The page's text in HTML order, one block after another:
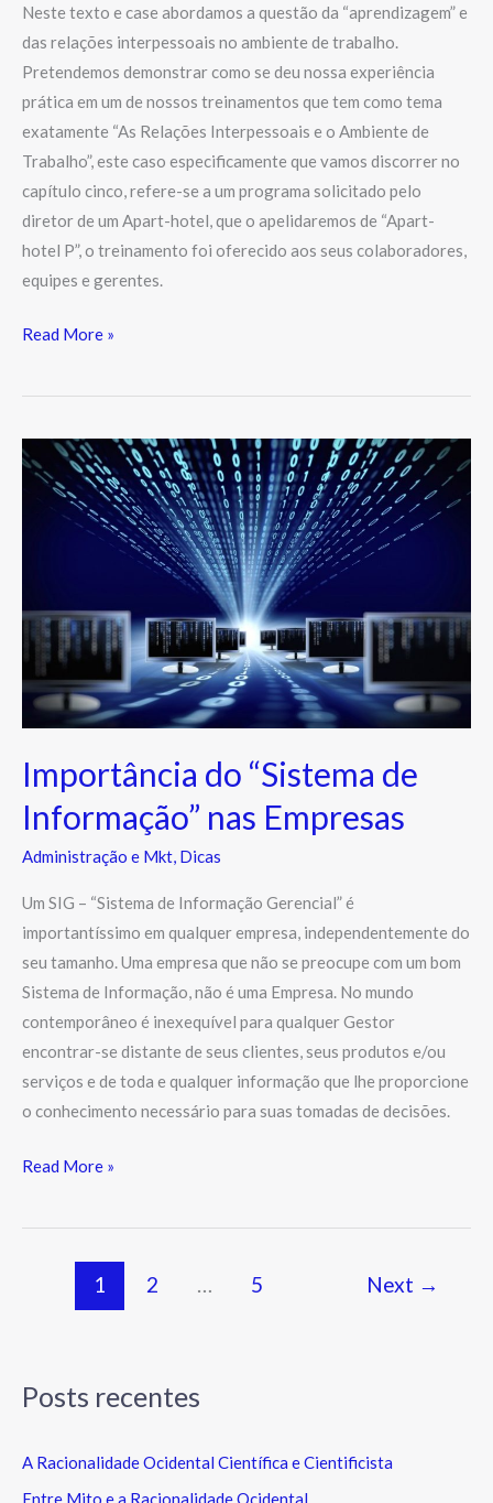
Neste texto e case abordamos a questão da “aprendizagem” e
das relações interpessoais no ambiente de trabalho.
Pretendemos demonstrar como se deu nossa experiência
prática em um de nossos treinamentos que tem como tema
exatamente “As Relações Interpessoais e o Ambiente de
Trabalho”, este caso especificamente que vamos discorrer no
capítulo cinco, refere-se a um programa solicitado pelo
diretor de um Apart-hotel, que o apelidaremos de “Apart-
hotel P”, o treinamento foi oferecido aos seus colaboradores,
equipes e gerentes.
Read More »
Importância do “Sistema de
Informação” nas Empresas
Administração e Mkt, Dicas
Um SIG – “Sistema de Informação Gerencial” é
importantíssimo em qualquer empresa, independentemente do
seu tamanho. Uma empresa que não se preocupe com um bom
Sistema de Informação, não é uma Empresa. No mundo
contemporâneo é inexequível para qualquer Gestor
encontrar-se distante de seus clientes, seus produtos e/ou
serviços e de toda e qualquer informação que lhe proporcione
o conhecimento necessário para suas tomadas de decisões.
Importância
do
“Sistema
Empresas
Read More »
1 2 5 Next →
Posts recentes
A Racionalidade Ocidental Científica e Cientificista
Entre Mito e a Racionalidade Ocidental